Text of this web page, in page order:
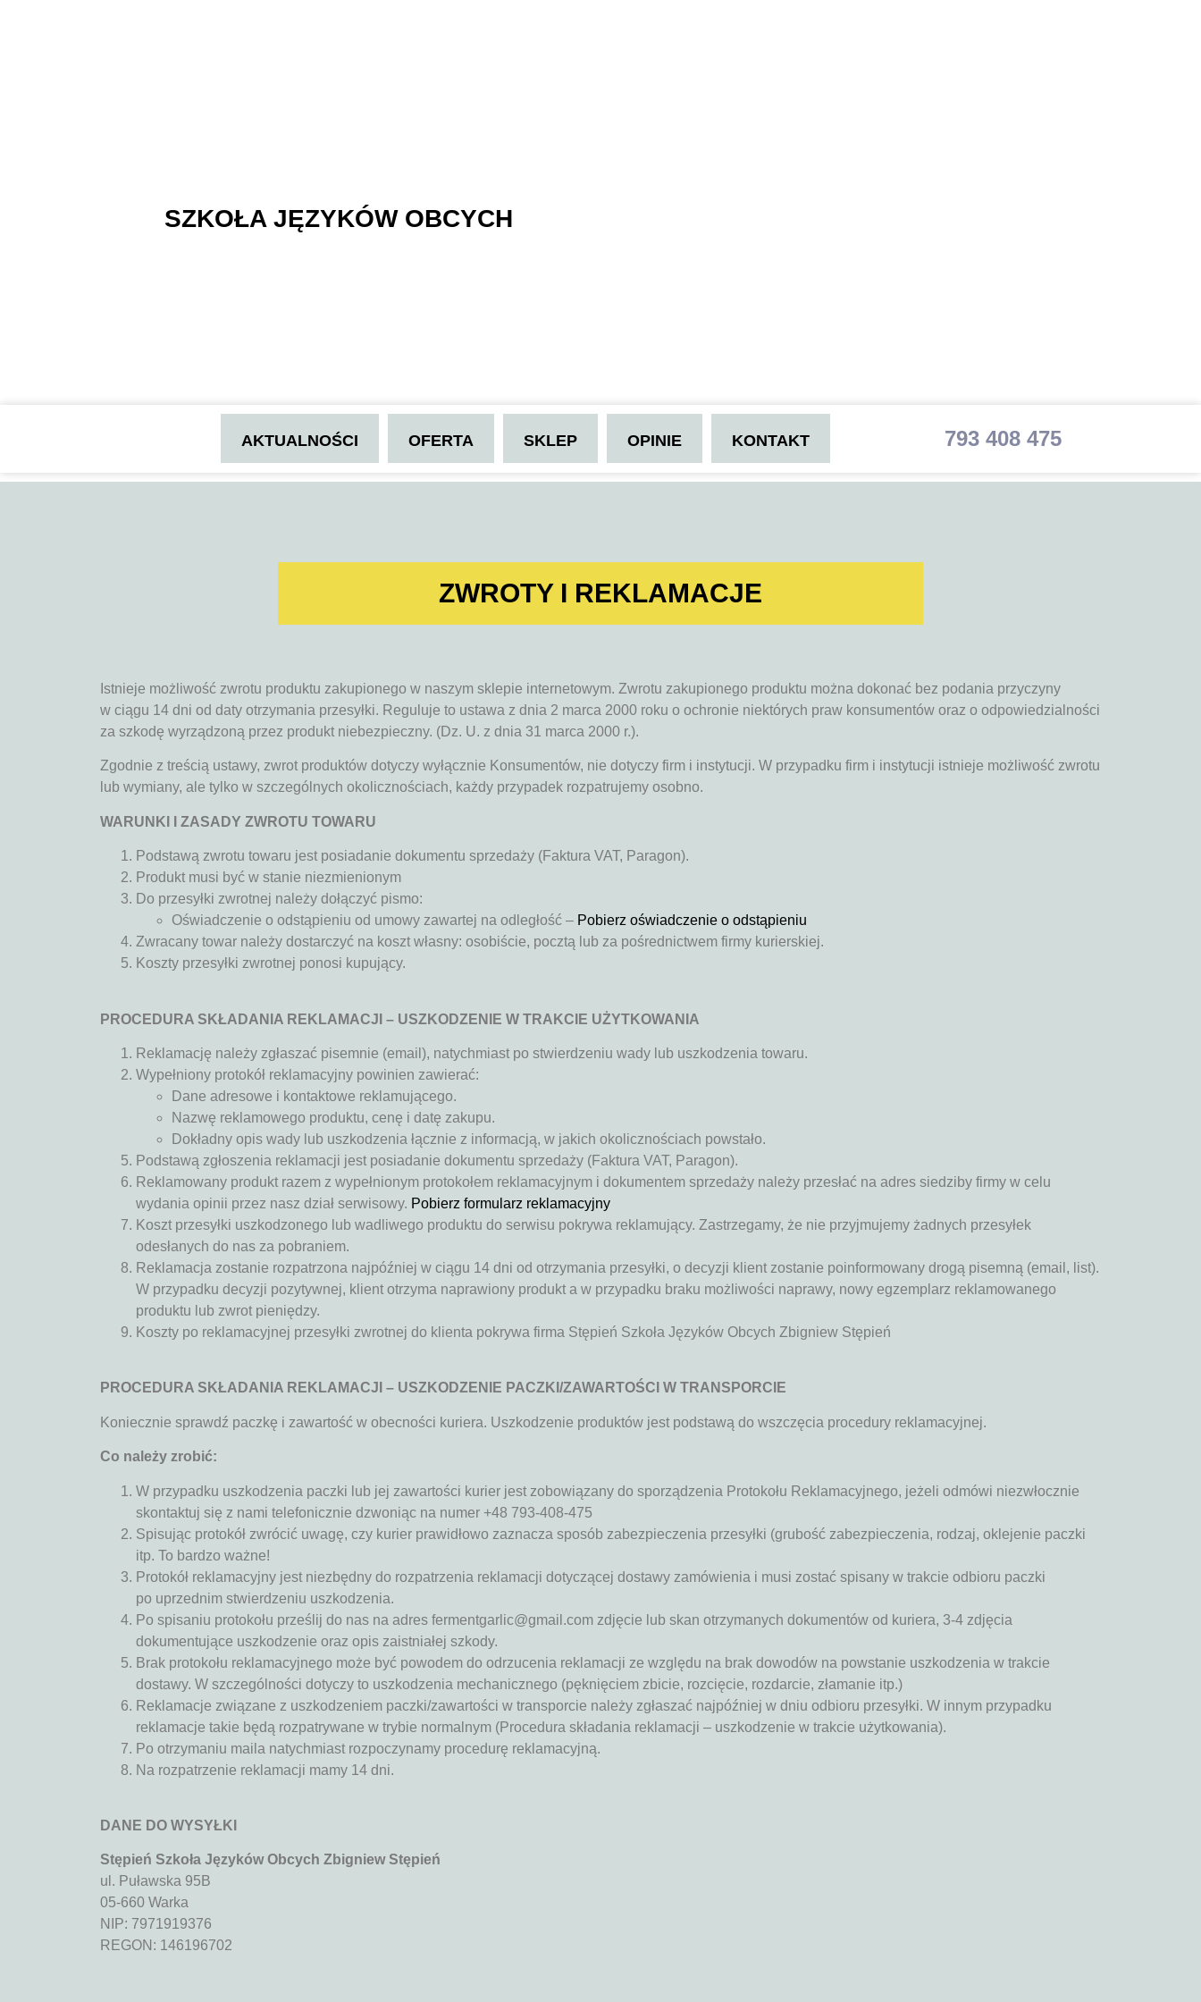
SZKOŁA JĘZYKÓW OBCYCH
AKTUALNOŚCI OFERTA SKLEP OPINIE KONTAKT 793 408 475
ZWROTY I REKLAMACJE
Istnieje możliwość zwrotu produktu zakupionego w naszym sklepie internetowym. Zwrotu zakupionego produktu można dokonać bez podania przyczyny
w ciągu 14 dni od daty otrzymania przesyłki. Reguluje to ustawa z dnia 2 marca 2000 roku o ochronie niektórych praw konsumentów oraz o odpowiedzialności
za szkodę wyrządzoną przez produkt niebezpieczny. (Dz. U. z dnia 31 marca 2000 r.).
Zgodnie z treścią ustawy, zwrot produktów dotyczy wyłącznie Konsumentów, nie dotyczy firm i instytucji. W przypadku firm i instytucji istnieje możliwość zwrotu
lub wymiany, ale tylko w szczególnych okolicznościach, każdy przypadek rozpatrujemy osobno.
WARUNKI I ZASADY ZWROTU TOWARU
Podstawą zwrotu towaru jest posiadanie dokumentu sprzedaży (Faktura VAT, Paragon).
Produkt musi być w stanie niezmienionym
Do przesyłki zwrotnej należy dołączyć pismo:
Oświadczenie o odstąpieniu od umowy zawartej na odległość – Pobierz oświadczenie o odstąpieniu
Zwracany towar należy dostarczyć na koszt własny: osobiście, pocztą lub za pośrednictwem firmy kurierskiej.
Koszty przesyłki zwrotnej ponosi kupujący.
PROCEDURA SKŁADANIA REKLAMACJI – USZKODZENIE W TRAKCIE UŻYTKOWANIA
Reklamację należy zgłaszać pisemnie (email), natychmiast po stwierdzeniu wady lub uszkodzenia towaru.
Wypełniony protokół reklamacyjny powinien zawierać:
Dane adresowe i kontaktowe reklamującego.
Nazwę reklamowego produktu, cenę i datę zakupu.
Dokładny opis wady lub uszkodzenia łącznie z informacją, w jakich okolicznościach powstało.
Podstawą zgłoszenia reklamacji jest posiadanie dokumentu sprzedaży (Faktura VAT, Paragon).
Reklamowany produkt razem z wypełnionym protokołem reklamacyjnym i dokumentem sprzedaży należy przesłać na adres siedziby firmy w celu
wydania opinii przez nasz dział serwisowy. Pobierz formularz reklamacyjny
Koszt przesyłki uszkodzonego lub wadliwego produktu do serwisu pokrywa reklamujący. Zastrzegamy, że nie przyjmujemy żadnych przesyłek
odesłanych do nas za pobraniem.
Reklamacja zostanie rozpatrzona najpóźniej w ciągu 14 dni od otrzymania przesyłki, o decyzji klient zostanie poinformowany drogą pisemną (email, list).
W przypadku decyzji pozytywnej, klient otrzyma naprawiony produkt a w przypadku braku możliwości naprawy, nowy egzemplarz reklamowanego
produktu lub zwrot pieniędzy.
Koszty po reklamacyjnej przesyłki zwrotnej do klienta pokrywa firma Stępień Szkoła Języków Obcych Zbigniew Stępień
PROCEDURA SKŁADANIA REKLAMACJI – USZKODZENIE PACZKI/ZAWARTOŚCI W TRANSPORCIE
Koniecznie sprawdź paczkę i zawartość w obecności kuriera. Uszkodzenie produktów jest podstawą do wszczęcia procedury reklamacyjnej.
Co należy zrobić:
W przypadku uszkodzenia paczki lub jej zawartości kurier jest zobowiązany do sporządzenia Protokołu Reklamacyjnego, jeżeli odmówi niezwłocznie
skontaktuj się z nami telefonicznie dzwoniąc na numer +48 ‭793-408-475
Spisując protokół zwrócić uwagę, czy kurier prawidłowo zaznacza sposób zabezpieczenia przesyłki (grubość zabezpieczenia, rodzaj, oklejenie paczki
itp. To bardzo ważne!
Protokół reklamacyjny jest niezbędny do rozpatrzenia reklamacji dotyczącej dostawy zamówienia i musi zostać spisany w trakcie odbioru paczki
po uprzednim stwierdzeniu uszkodzenia.
Po spisaniu protokołu prześlij do nas na adres fermentgarlic@gmail.com zdjęcie lub skan otrzymanych dokumentów od kuriera, 3-4 zdjęcia
dokumentujące uszkodzenie oraz opis zaistniałej szkody.
Brak protokołu reklamacyjnego może być powodem do odrzucenia reklamacji ze względu na brak dowodów na powstanie uszkodzenia w trakcie
dostawy. W szczególności dotyczy to uszkodzenia mechanicznego (pęknięciem zbicie, rozcięcie, rozdarcie, złamanie itp.)
Reklamacje związane z uszkodzeniem paczki/zawartości w transporcie należy zgłaszać najpóźniej w dniu odbioru przesyłki. W innym przypadku
reklamacje takie będą rozpatrywane w trybie normalnym (Procedura składania reklamacji – uszkodzenie w trakcie użytkowania).
Po otrzymaniu maila natychmiast rozpoczynamy procedurę reklamacyjną.
Na rozpatrzenie reklamacji mamy 14 dni.
DANE DO WYSYŁKI
Stępień Szkoła Języków Obcych Zbigniew Stępień
ul. Puławska 95B
05-660 Warka
NIP: 7971919376
REGON: 146196702